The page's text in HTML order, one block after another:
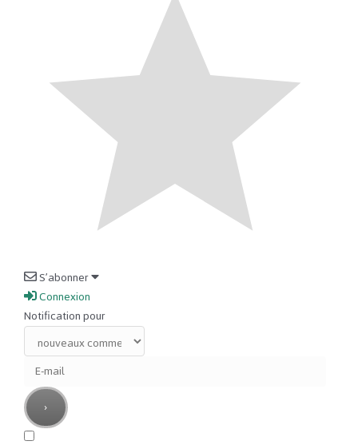
S’abonner
Connexion
Notification pour